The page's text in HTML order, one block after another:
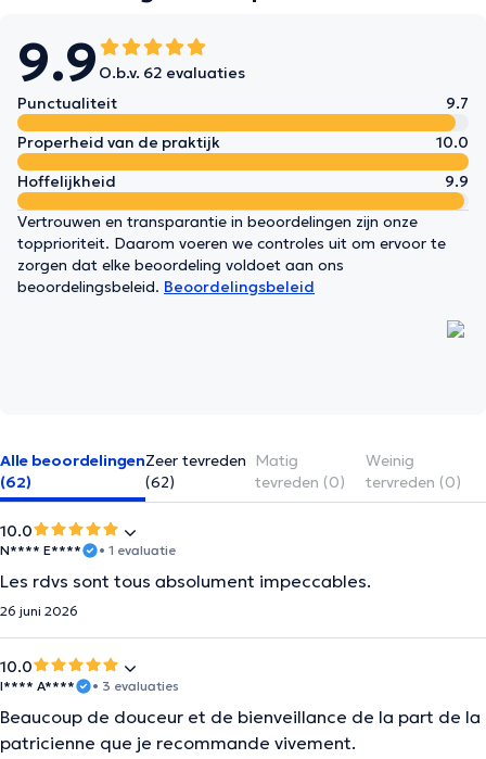
9.9 O.b.v. 62 evaluaties
Punctualiteit
9.7
Properheid van de praktijk
10.0
Hoffelijkheid
9.9
Vertrouwen en transparantie in beoordelingen zijn onze
topprioriteit. Daarom voeren we controles uit om ervoor te
zorgen dat elke beoordeling voldoet aan ons
beoordelingsbeleid. Beoordelingsbeleid
Alle beoordelingen
(62)
Zeer tevreden
(62)
Matig
tevreden (0)
Weinig
tervreden (0)
10.0
N**** E**** • 1 evaluatie
Les rdvs sont tous absolument impeccables.
26 juni 2026
10.0
I**** A**** • 3 evaluaties
Beaucoup de douceur et de bienveillance de la part de la
patricienne que je recommande vivement.